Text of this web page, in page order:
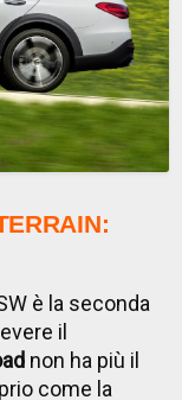
è la seconda
il
non ha più il
come la